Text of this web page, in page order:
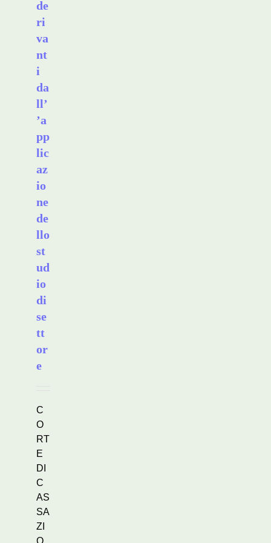
de
ri
va
nt
i
da
ll’
’a
pp
lic
az
io
ne
de
llo
st
ud
io
di
se
tt
or
e
C
O
RT
E
DI
C
AS
SA
ZI
O